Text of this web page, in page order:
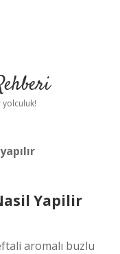
Yapilir
aromalı buzlu